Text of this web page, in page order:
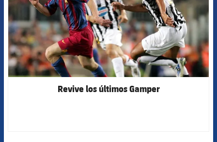
Revive los últimos Gamper